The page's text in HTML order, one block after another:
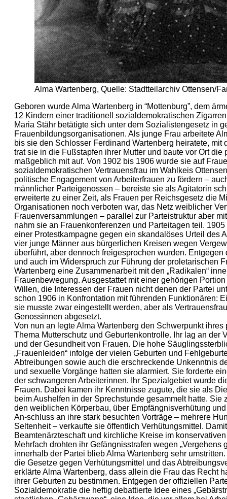
Alma Wartenberg, Quelle: Stadtteilarchiv Ottensen/
Geboren wurde Alma Wartenberg in “Mottenburg”, dem
12 Kindern einer traditionell sozialdemokratischen
Maria Stähr betätigte sich unter dem Sozialistengesetz in
Frauenbildungsorganisationen. Als junge Frau arbeitete
bis sie den Schlosser Ferdinand Wartenberg heiratete, mit
trat sie in die Fußstapfen ihrer Mutter und baute vor Ort
maßgeblich mit auf. Von 1902 bis 1906 wurde sie auf
sozialdemokratischen Vertrauensfrau im Wahlkeis
politische Engagement von Arbeiterfrauen zu fördern –
männlicher Parteigenossen – bereiste sie als Agitatorin
erweiterte zu einer Zeit, als Frauen per Reichsgesetz die
Organisationen noch verboten war, das Netz weiblicher
Frauenversammlungen – parallel zur Parteistruktur aber
nahm sie an Frauenkonferenzen und Parteitagen teil.
einer Protestkampagne gegen ein skandalöses Urteil des
vier junge Männer aus bürgerlichen Kreisen wegen
überführt, aber dennoch freigesprochen wurden.
und auch im Widerspruch zur Führung der proletarischen
Wartenberg eine Zusammenarbeit mit den „Radikalen“
Frauenbewegung. Ausgestattet mit einer gehörigen
Willen, die Interessen der Frauen nicht denen der Partei
schon 1906 in Konfrontation mit führenden Funktionären:
sie musste zwar eingestellt werden, aber als
Genossinnen abgesetzt.
Von nun an legte Alma Wartenberg den Schwerpunkt
Thema Mutterschutz und Geburtenkontrolle. Ihr lag an der
und der Gesundheit von Frauen. Die hohe
„Frauenleiden“ infolge der vielen Geburten und
Abtreibungen sowie auch die erschreckende Unkenntnis
und sexuelle Vorgänge hatten sie alarmiert. Sie forderte
der schwangeren Arbeiterinnen. Ihr Spezialgebiet wurde
Frauen. Dabei kamen ihr Kenntnisse zugute, die sie als
beim Aushelfen in der Sprechstunde gesammelt hatte. Sie
den weiblichen Körperbau, über Empfängnisverhütung
An-schluss an ihre stark besuchten Vorträge – mehrere
Seltenheit – verkaufte sie öffentlich Verhütungsmittel.
Beamtenärzteschaft und kirchliche Kreise im
Mehrfach drohten ihr Gefängnisstrafen wegen „Vergehens
innerhalb der Partei blieb Alma Wartenberg sehr
die Gesetze gegen Verhütungsmittel und das
erklärte Alma Wartenberg, dass allein die Frau das Recht
ihrer Geburten zu bestimmen. Entgegen der offiziellen
Sozialdemokratie die heftig debattierte Idee eines